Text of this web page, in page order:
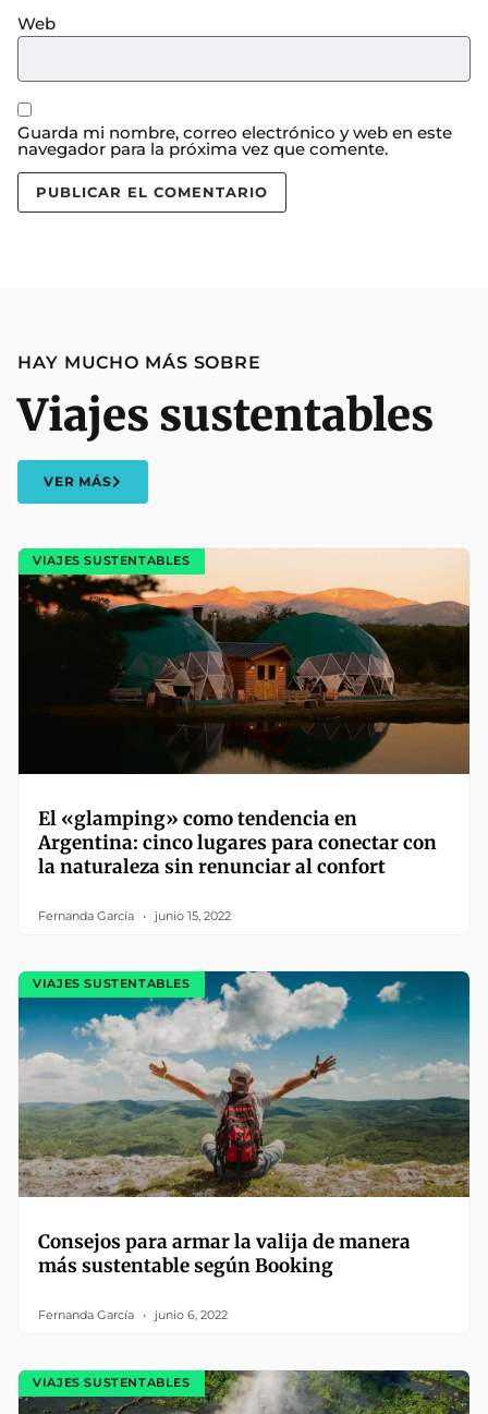
Web
Guarda mi nombre, correo electrónico y web en este
navegador para la próxima vez que comente.
HAY MUCHO MÁS SOBRE
Viajes sustentables
VER MÁS
VIAJES SUSTENTABLES
El «glamping» como tendencia en
Argentina: cinco lugares para conectar con
la naturaleza sin renunciar al confort
Fernanda García junio 15, 2022
VIAJES SUSTENTABLES
Consejos para armar la valija de manera
más sustentable según Booking
Fernanda García junio 6, 2022
VIAJES SUSTENTABLES